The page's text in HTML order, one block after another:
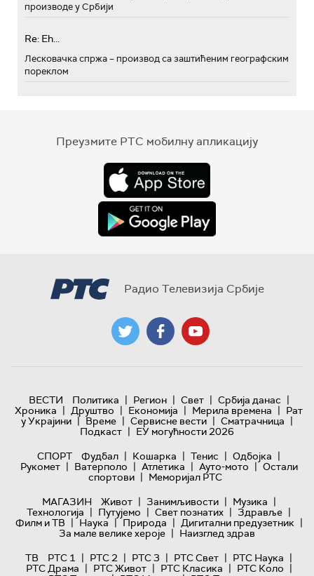
производе у Србији
Re: Eh...
Лесковачка спржа – производ са заштићеним географским
пореклом
Преузмите РТС мобилну апликацију
Радио Телевизија Србије
ВЕСТИ Политика | Регион | Свет | Србија данас |
Хроника | Друштво | Економија | Мерила времена | Рат
у Украјини | Време | Сервисне вести | Сматрачница |
Подкаст | ЕУ могућности 2026
СПОРТ
Фудбал | Кошарка | Тенис | Одбојка |
Рукомет | Ватерполо | Атлетика | Ауто-мото | Остали
спортови | Меморијал РТС
МАГАЗИН
Живот | Занимљивости | Музика |
Технологијa | Путујемо | Свет познатих | Здравље |
Филм и ТВ | Наука | Природа | Дигитални предузетник |
За мале велике хероје | Наизглед здрав
ТВ
РТС 1 | РТС 2 | РТС 3 | РТС Свет | РТС Наука |
РТС Драма | РТС Живот | РТС Класика | РТС Коло |